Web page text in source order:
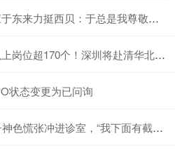
是我尊敬的企业家，千万不要被损友误导连累了名声
170个！深圳将赴清华北大招揽AI英才
状态变更为已问询
冲进诊室，“我下面有截断针取不出来了”